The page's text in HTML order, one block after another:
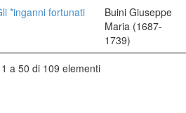
*inganni fortunati
Buini Giuseppe
Maria (1687-
1739)
a 50 di 109 elementi